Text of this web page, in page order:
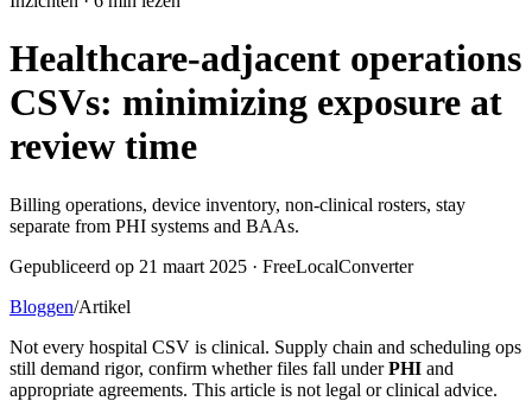
Healthcare-adjacent operations
CSVs: minimizing exposure at
review time
Billing operations, device inventory, non-clinical rosters, stay
separate from PHI systems and BAAs.
Gepubliceerd op 21 maart 2025 · FreeLocalConverter
Bloggen/Artikel
Not every hospital CSV is clinical. Supply chain and scheduling ops
still demand rigor, confirm whether files fall under PHI and
appropriate agreements. This article is not legal or clinical advice.